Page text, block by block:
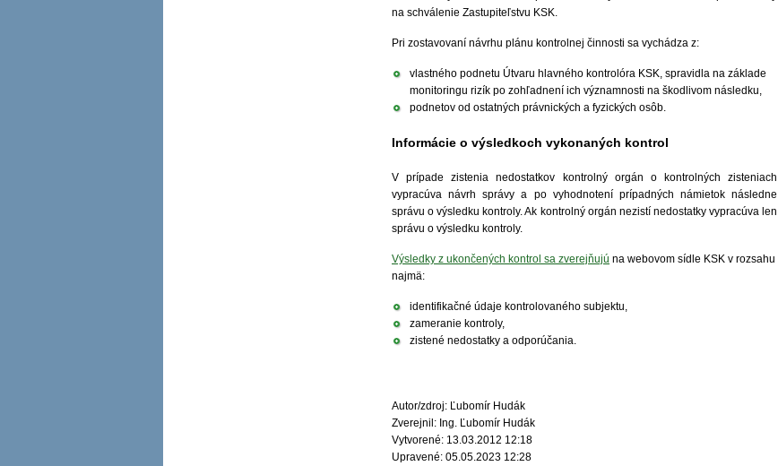
na schválenie Zastupiteľstvu KSK.
Pri zostavovaní návrhu plánu kontrolnej činnosti sa vychádza z:
vlastného podnetu Útvaru hlavného kontrolóra KSK, spravidla na základe
monitoringu rizík po zohľadnení ich významnosti na škodlivom následku,
podnetov od ostatných právnických a fyzických osôb.
Informácie o výsledkoch vykonaných kontrol
V prípade zistenia nedostatkov kontrolný orgán o kontrolných zisteniach
vypracúva návrh správy a po vyhodnotení prípadných námietok následne
správu o výsledku kontroly. Ak kontrolný orgán nezistí nedostatky vypracúva len
správu o výsledku kontroly.
Výsledky z ukončených kontrol sa zverejňujú na webovom sídle KSK v rozsahu
najmä:
identifikačné údaje kontrolovaného subjektu,
zameranie kontroly,
zistené nedostatky a odporúčania.
Autor/zdroj: Ľubomír Hudák
Zverejnil: Ing. Ľubomír Hudák
Vytvorené: 13.03.2012 12:18
Upravené: 05.05.2023 12:28